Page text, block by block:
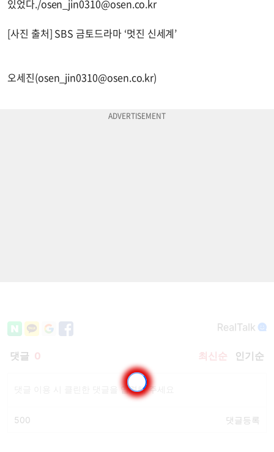
있었다./osen_jin0310@osen.co.kr
[사진 출처] SBS 금토드라마 ‘멋진 신세계’
오세진(osen_jin0310@osen.co.kr)